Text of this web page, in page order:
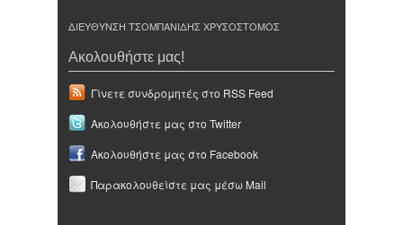
ΔΙΕΥΘΥΝΣΗ ΤΣΟΜΠΑΝΙΔΗΣ ΧΡΥΣΟΣΤΟΜΟΣ
Ακολουθήστε μας!
Γίνετε συνδρομητές στο RSS Feed
Ακολουθήστε μας στο Twitter
Ακολουθήστε μας στο Facebook
Παρακολουθείστε μας μέσω Mail